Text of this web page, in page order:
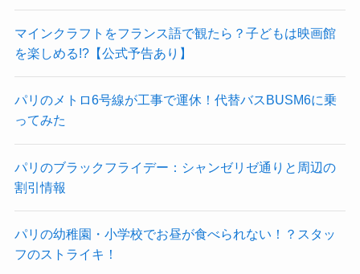
マインクラフトをフランス語で観たら？子どもは映画館
を楽しめる!?【公式予告あり】
パリのメトロ6号線が工事で運休！代替バスBUSM6に乗
ってみた
パリのブラックフライデー：シャンゼリゼ通りと周辺の
割引情報
パリの幼稚園・小学校でお昼が食べられない！？スタッ
フのストライキ！